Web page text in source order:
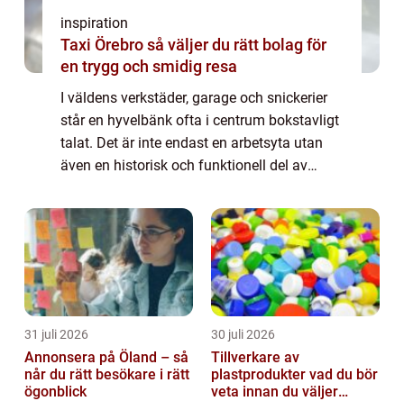
inspiration
Taxi Örebro så väljer du rätt bolag för
en trygg och smidig resa
I väldens verkstäder, garage och snickerier
står en hyvelbänk ofta i centrum bokstavligt
talat. Det är inte endast en arbetsyta utan
även en historisk och funktionell del av
31 juli 2026
Annonsera på Öland – så
når du rätt besökare i rätt
ögonblick
30 juli 2026
Tillverkare av
plastprodukter vad du bör
veta innan du väljer